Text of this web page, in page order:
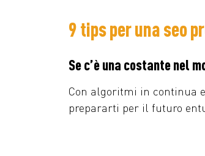
9 tips per una seo
Se c’è una costante nel
Con algoritmi in continua
prepararti per il futuro